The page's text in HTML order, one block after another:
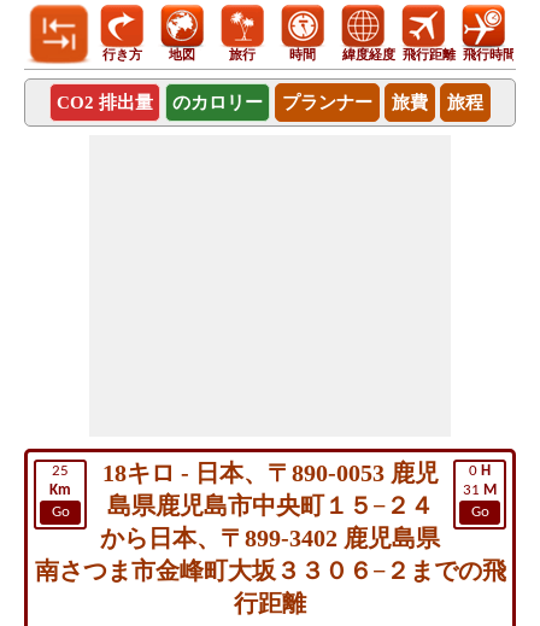
行き方 地図 旅行 時間 緯度経度 飛行距離 飛行時間
CO2 排出量 のカロリー プランナー 旅費 旅程
25
Km
Go
0 H
31 M
Go
18キロ - 日本、〒890-0053 鹿児
島県鹿児島市中央町１５−２４
から日本、〒899-3402 鹿児島県
南さつま市金峰町大坂３３０６−２までの飛
行距離